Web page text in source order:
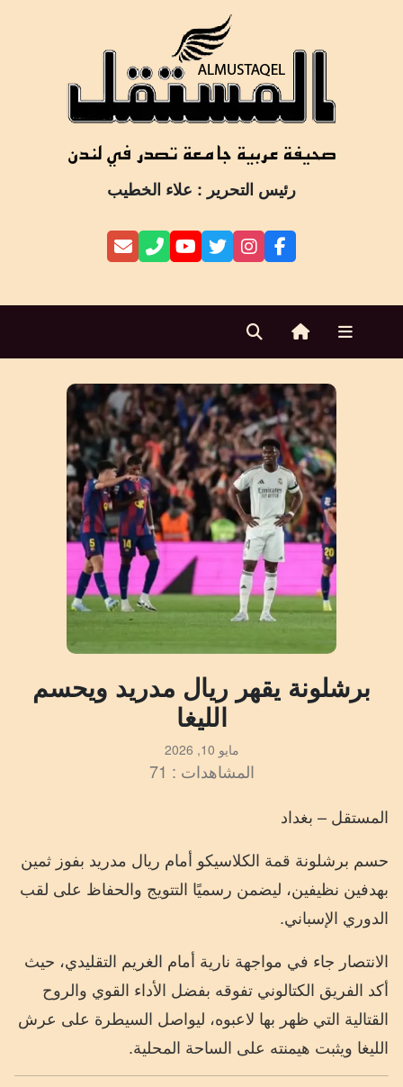
رئيس التحرير : علاء الخطيب
برشلونة يقهر ريال مدريد ويحسم
الليغا
مايو 10, 2026
المشاهدات : 71
المستقل – بغداد
حسم برشلونة قمة الكلاسيكو أمام ريال مدريد بفوز ثمين
بهدفين نظيفين، ليضمن رسميًا التتويج والحفاظ على لقب
الدوري الإسباني.
الانتصار جاء في مواجهة نارية أمام الغريم التقليدي، حيث
أكد الفريق الكتالوني تفوقه بفضل الأداء القوي والروح
القتالية التي ظهر بها لاعبوه، ليواصل السيطرة على عرش
الليغا ويثبت هيمنته على الساحة المحلية.